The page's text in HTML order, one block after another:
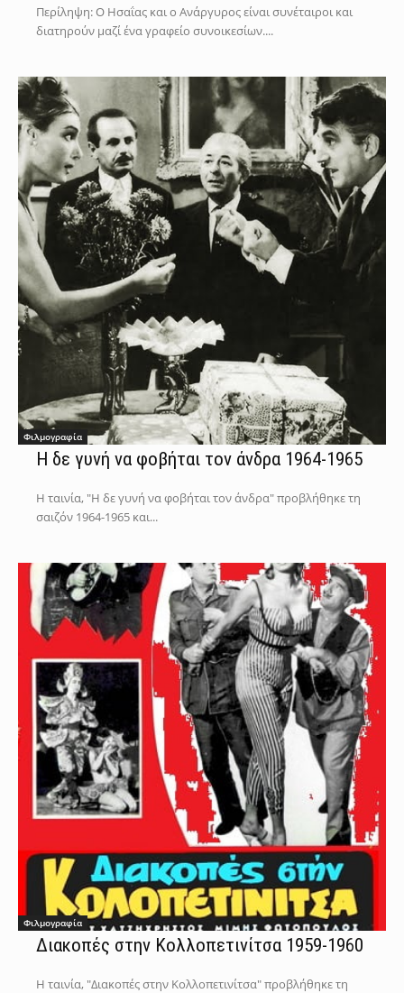
Περίληψη: Ο Ησαΐας και ο Ανάργυρος είναι συνέταιροι και
διατηρούν μαζί ένα γραφείο συνοικεσίων....
Φιλμογραφία
Η δε γυνή να φοβήται τον άνδρα 1964-1965
Η ταινία, "Η δε γυνή να φοβήται τον άνδρα" προβλήθηκε τη
σαιζόν 1964-1965 και...
Φιλμογραφία
Διακοπές στην Κολλοπετινίτσα 1959-1960
Η ταινία, "Διακοπές στην Κολλοπετινίτσα" προβλήθηκε τη